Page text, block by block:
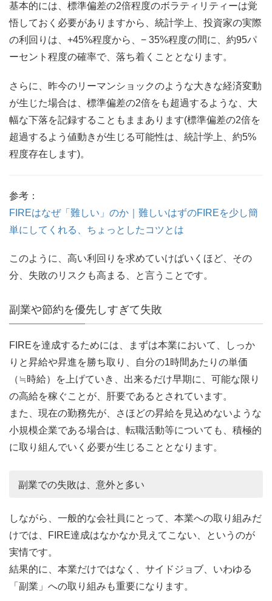
基本的には、標準偏差の2倍程度のボラティリティーは覚
悟しておく必要がありますから、統計学上、投資家の実際
の利回りは、+45%程度から、− 35%程度の間に、約95パ
ーセント程度の確率で、落ち着くこととなります。
さらに、昨今のリーマンショックのような大きな経済変動
が生じた場合は、標準偏差の2倍をも超過するような、大
幅な下落を記録することもままあります(標準偏差の2倍を
超過するよう値動きが生じる可能性は、統計学上、約5%
程度存在します)。
参考：
FIREはなぜ「難しい」のか｜難しいはずのFIREを少し簡
単にしてくれる、ちょっとしたコツとは
このように、高い利回りを求めていけばいくほど、その
分、失敗のリスクも高まる、と言うことです。
副業や節約を優先しすぎて失敗
FIREを達成するためには、まずは本業において、しっか
りと昇給や昇進を勝ち取り、自分の1時間あたりの単価
（≒時給）を上げていき、出来るだけ早期に、可能な限り
の高給を稼ぐことが、肝要であるとされています。
また、現在の勤務先が、さほどの昇給を見込めないような
小規模企業である場合は、転職活動等についても、積極的
に取り組んでいく必要が生じることとなります。
副業での失敗は、意外と多い
しながら、一般的な会社員にとって、本業への取り組みだ
けでは、FIRE達成はなかなか見えてこない、というのが
実情です。
結果的に、本業だけではなく、サイドジョブ、いわゆる
「副業」への取り組みも重要になります。